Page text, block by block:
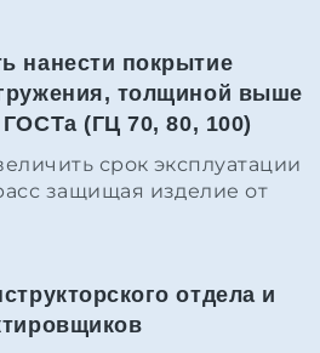
нанести покрытие
толщиной выше
(ГЦ 70, 80, 100)
срок эксплуатации
защищая изделие от
отдела и